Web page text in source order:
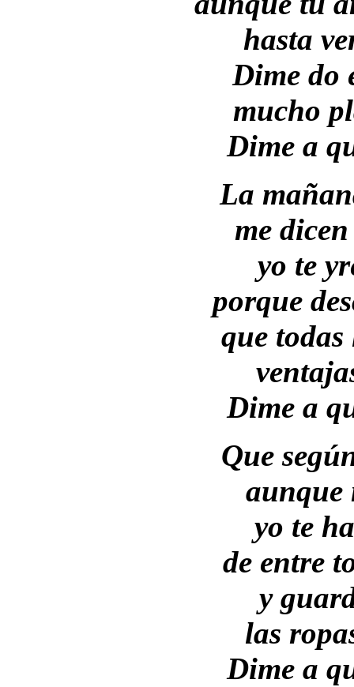
hasta
Dime do
mucho
Dime a
La
me
yo te
porque
que
Dime a
Que
aunque
yo te
de entre
y
las
Dime a